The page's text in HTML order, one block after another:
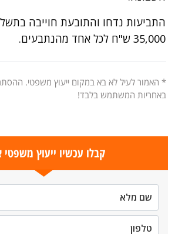
התביעות נדחו והתובעת חוייבה
35,000 ש"ח לכל אחד מהנתבעים.
* האמור לעיל לא בא במקום ייעוץ משפטי.
באחריות המשתמש בלבד!
קבלו עכשיו ייעוץ משפטי